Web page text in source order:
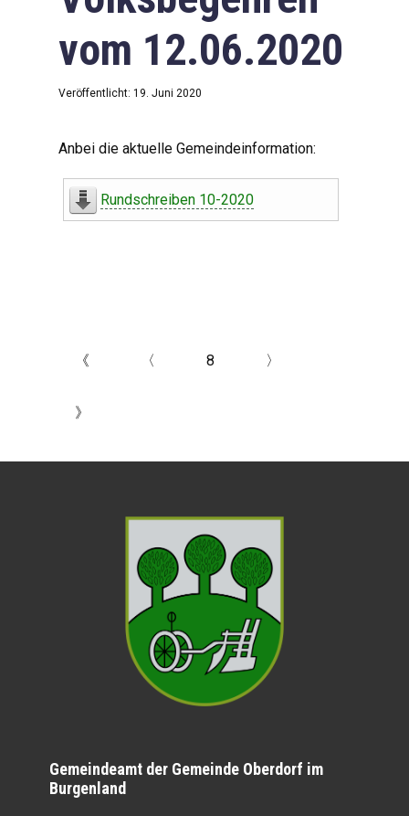
vom 12.06.2020
Veröffentlicht: 19. Juni 2020
Anbei die aktuelle Gemeindeinformation:
Rundschreiben 10-2020
《 〈 8 〉
》
Gemeindeamt der Gemeinde Oberdorf im
Burgenland